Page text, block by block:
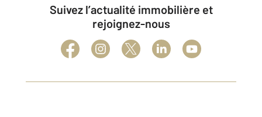
Suivez l’actualité immobilière et
rejoignez-nous